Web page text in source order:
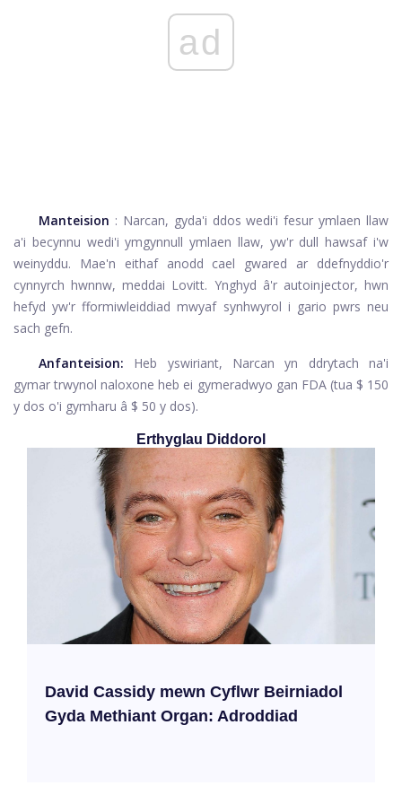
ad
Manteision : Narcan, gyda'i ddos ​​wedi'i fesur ymlaen llaw
a'i becynnu wedi'i ymgynnull ymlaen llaw, yw'r dull hawsaf i'w
weinyddu. Mae'n eithaf anodd cael gwared ar ddefnyddio'r
cynnyrch hwnnw, meddai Lovitt. Ynghyd â'r autoinjector, hwn
hefyd yw'r fformiwleiddiad mwyaf synhwyrol i gario pwrs neu
sach gefn.
Anfanteision: Heb yswiriant, Narcan
yn ddrytach na'i
gymar trwynol naloxone heb ei gymeradwyo gan FDA (tua $ 150
y dos o'i gymharu â $ 50 y dos).
Erthyglau Diddorol
David Cassidy mewn Cyflwr Beirniadol
Gyda Methiant Organ: Adroddiad